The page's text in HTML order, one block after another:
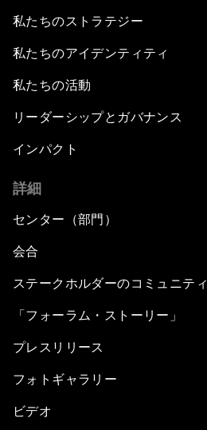
私たちのストラテジー
私たちのアイデンティティ
私たちの活動
リーダーシップとガバナンス
インパクト
詳細
センター（部門）
会合
ステークホルダーのコミュニティ
「フォーラム・ストーリー」
プレスリリース
フォトギャラリー
ビデオ